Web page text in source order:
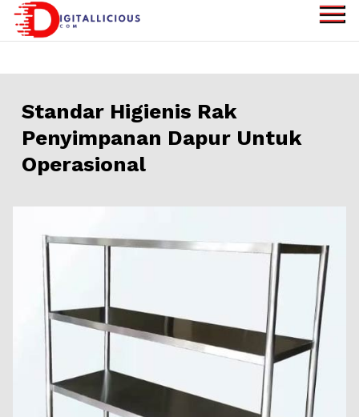
Skip
Information
Standar Higienis Rak
Penyimpanan Dapur Untuk
Operasional